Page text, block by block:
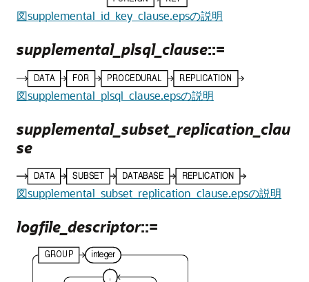
図supplemental_id_key_clause.epsの説明
supplemental_plsql_clause::=
図supplemental_plsql_clause.epsの説明
supplemental_subset_replication_clau
se
図supplemental_subset_replication_clause.epsの説明
logfile_descriptor::=